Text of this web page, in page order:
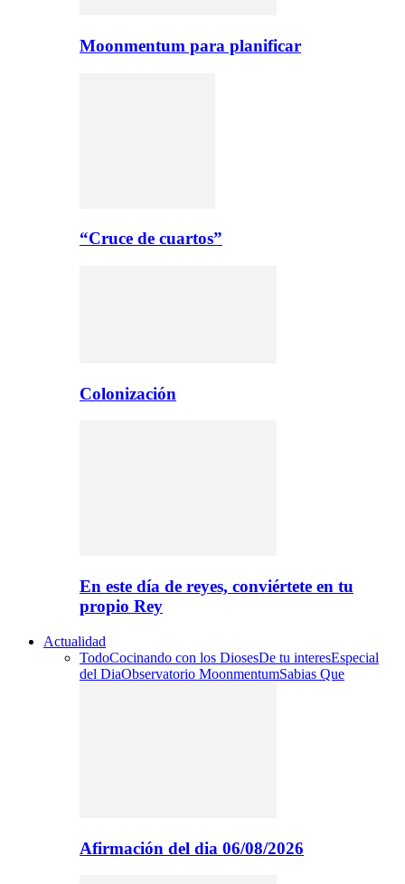
Moonmentum para planificar
“Cruce de cuartos”
Colonización
En este día de reyes, conviértete en tu
propio Rey
Actualidad
TodoCocinando con los DiosesDe tu interesEspecial
del DiaObservatorio MoonmentumSabias Que
Afirmación del dia 06/08/2026